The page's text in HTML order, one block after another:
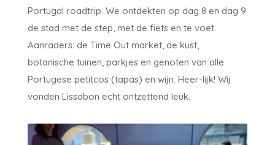
Portugal roadtrip. We ontdekten op dag 8 en dag 9
de stad met de step, met de fiets en te voet.
Aanraders: de Time Out market, de kust,
botanische tuinen, parkjes en genoten van alle
Portugese petitcos (tapas) en wijn. Heer-lijk! Wij
vonden Lissabon echt ontzettend leuk.